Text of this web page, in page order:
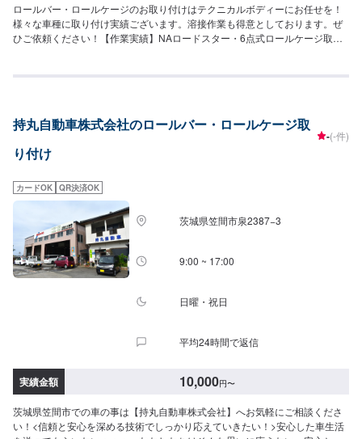
ロールバー・ロールケージのお取り付けはテクニカルボディーにお任せを！
様々な車種に取り付け実績ございます。溶接作業も得意としております。ぜ
ひご依頼ください！【作業実績】NAロードスター・6点式ロールケージ取り
持丸自動車株式会社のロールバー・ロールケージ取
り付け
-(-件)
カードOK QR決済OK
茨城県笠間市泉2387−3
9:00 ~ 17:00
日曜・祝日
平均24時間で返信
実績金額 10,000円〜
茨城県笠間市での車の事は【持丸自動車株式会社】へお気軽にご相談くださ
い！<信頼と安心を深める技術でしっかり応えていきたい！>安心した車生活